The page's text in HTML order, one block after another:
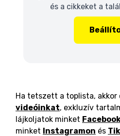
és a cikkeket a
Ha tetszett a toplista, akkor
videóinkat, exkluzív
lájkoljatok minket
minket Instagramon és